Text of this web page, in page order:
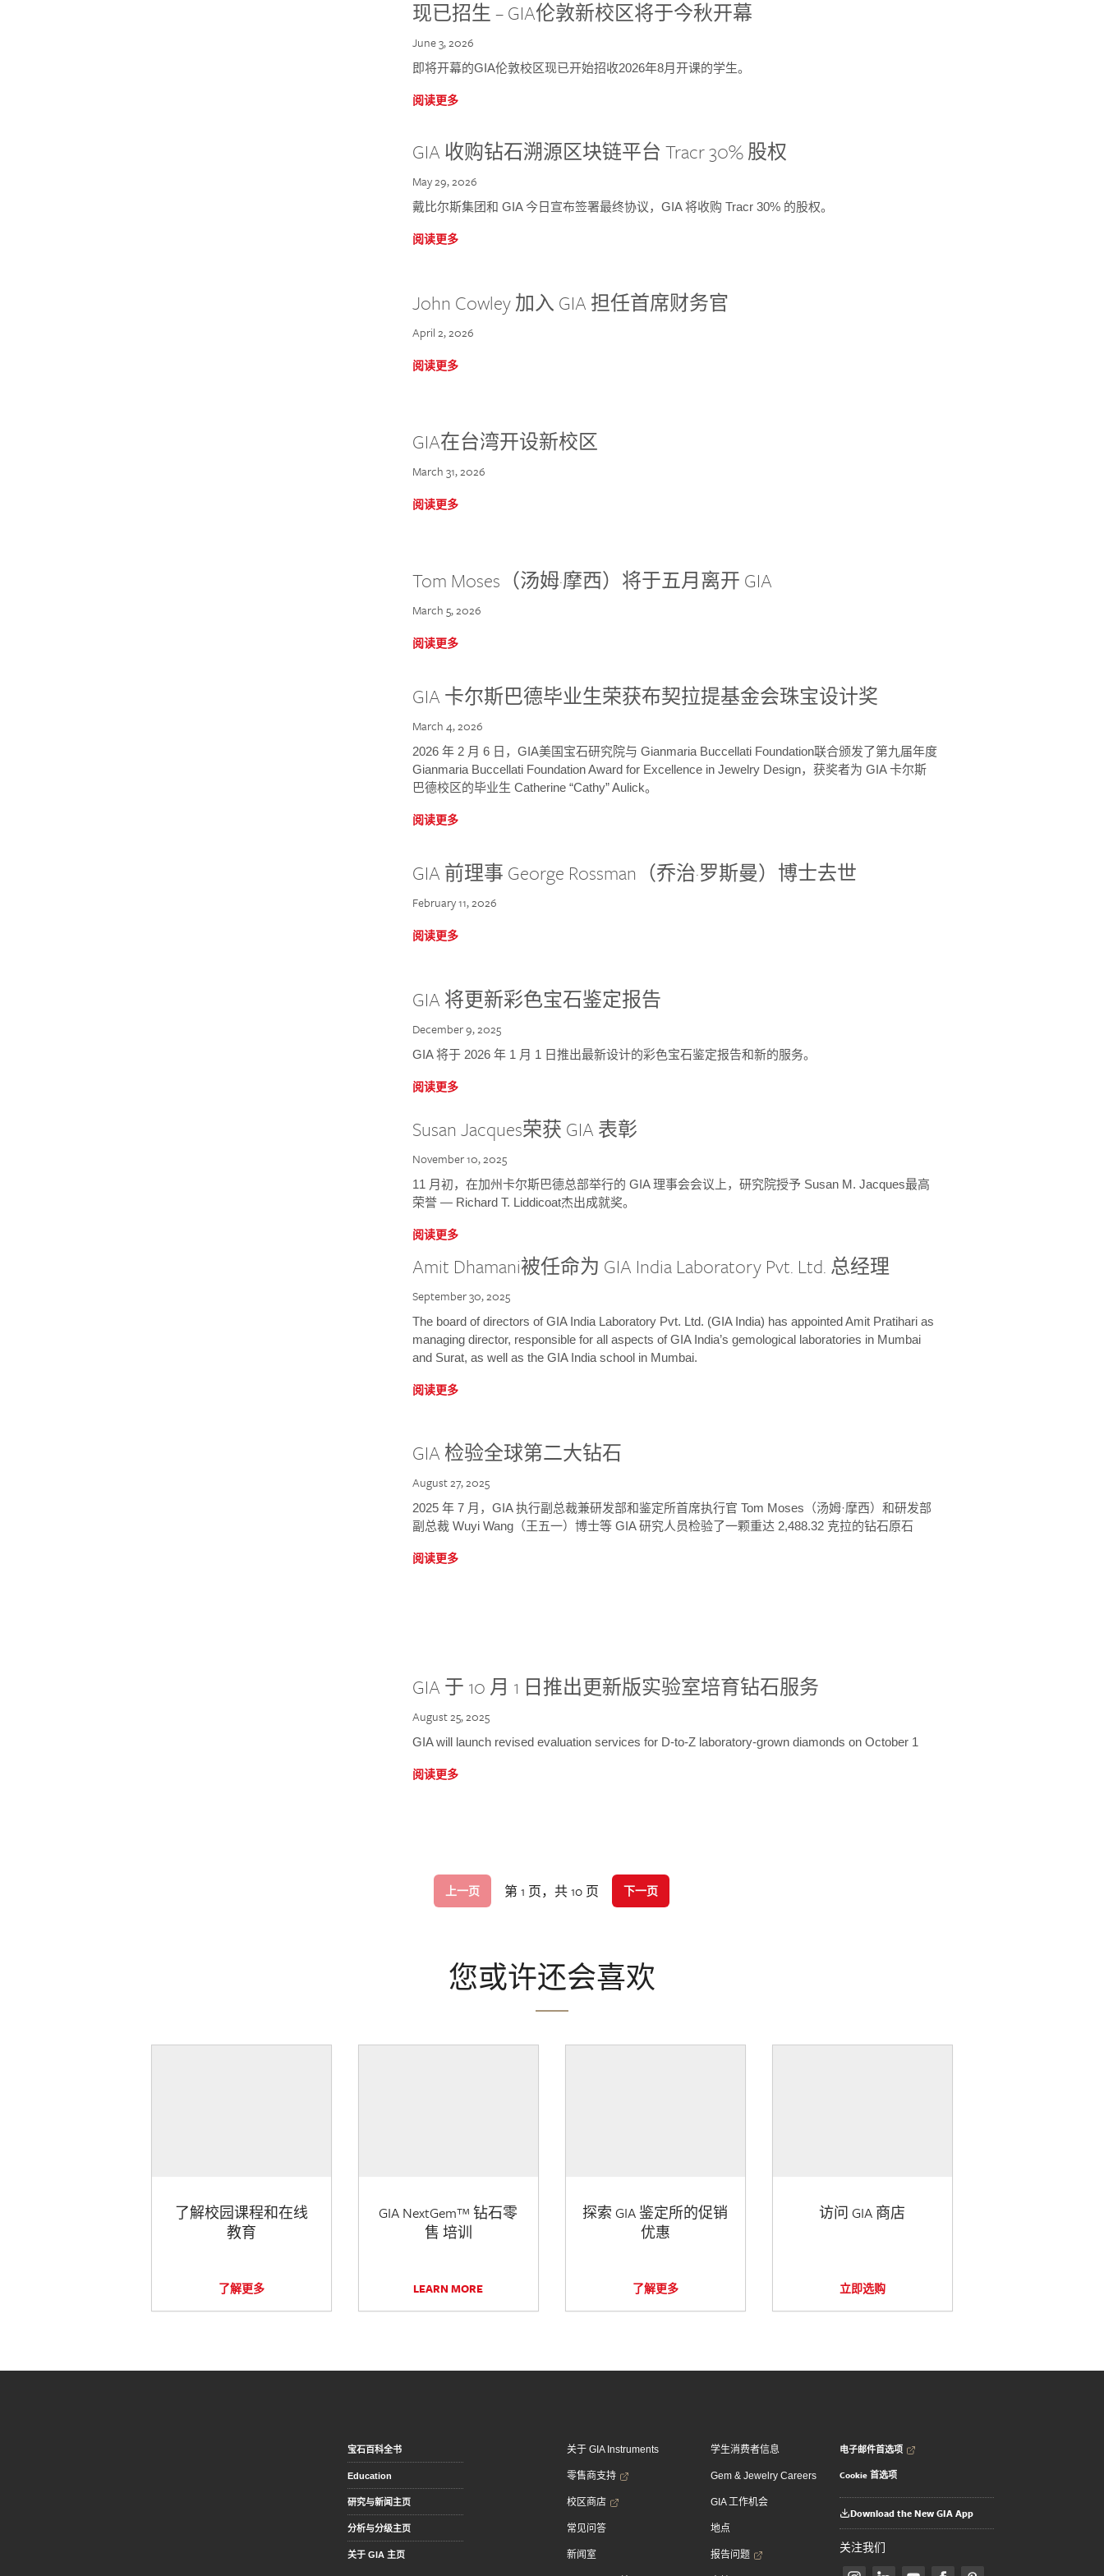
现已招生 – GIA伦敦新校区将于今秋开幕
June 3, 2026
即将开幕的GIA伦敦校区现已开始招收2026年8月开课的学生。
阅读更多
GIA 收购钻石溯源区块链平台 Tracr 30% 股权
May 29, 2026
戴比尔斯集团和 GIA 今日宣布签署最终协议，GIA 将收购 Tracr 30% 的股权。
阅读更多
John Cowley 加入 GIA 担任首席财务官
April 2, 2026
阅读更多
GIA在台湾开设新校区
March 31, 2026
阅读更多
Tom Moses（汤姆·摩西）将于五月离开 GIA
March 5, 2026
阅读更多
GIA 卡尔斯巴德毕业生荣获布契拉提基金会珠宝设计奖
March 4, 2026
2026 年 2 月 6 日，GIA美国宝石研究院与 Gianmaria Buccellati Foundation联合颁发了第九届年度
Gianmaria Buccellati Foundation Award for Excellence in Jewelry Design，获奖者为 GIA 卡尔斯
巴德校区的毕业生 Catherine “Cathy” Aulick。
阅读更多
GIA 前理事 George Rossman（乔治·罗斯曼）博士去世
February 11, 2026
阅读更多
GIA 将更新彩色宝石鉴定报告
December 9, 2025
GIA 将于 2026 年 1 月 1 日推出最新设计的彩色宝石鉴定报告和新的服务。
阅读更多
Susan Jacques荣获 GIA 表彰
November 10, 2025
11 月初，在加州卡尔斯巴德总部举行的 GIA 理事会会议上，研究院授予 Susan M. Jacques最高
荣誉 — Richard T. Liddicoat杰出成就奖。
阅读更多
Amit Dhamani被任命为 GIA India Laboratory Pvt. Ltd. 总经理
September 30, 2025
The board of directors of GIA India Laboratory Pvt. Ltd. (GIA India) has appointed Amit Pratihari as
managing director, responsible for all aspects of GIA India’s gemological laboratories in Mumbai
and Surat, as well as the GIA India school in Mumbai.
阅读更多
GIA 检验全球第二大钻石
August 27, 2025
2025 年 7 月，GIA 执行副总裁兼研发部和鉴定所首席执行官 Tom Moses（汤姆·摩西）和研发部
副总裁 Wuyi Wang（王五一）博士等 GIA 研究人员检验了一颗重达 2,488.32 克拉的钻石原石
阅读更多
GIA 于 10 月 1 日推出更新版实验室培育钻石服务
August 25, 2025
GIA will launch revised evaluation services for D-to-Z laboratory-grown diamonds on October 1
阅读更多
上一页 第 1 页，共 10 页 下一页
您或许还会喜欢
了解校园课程和在线
教育
了解更多
GIA NextGem™ 钻石零
售 培训
LEARN MORE
探索 GIA 鉴定所的促销
优惠
了解更多
访问 GIA 商店
立即选购
宝石百科全书
Education
研究与新闻主页
分析与分级主页
关于 GIA 主页
关于 GIA Instruments
零售商支持
校区商店
常见问答
新闻室
学生消费者信息
Gem & Jewelry Careers
GIA 工作机会
地点
报告问题
电子邮件首选项
Cookie 首选项
Download the New GIA App
关注我们